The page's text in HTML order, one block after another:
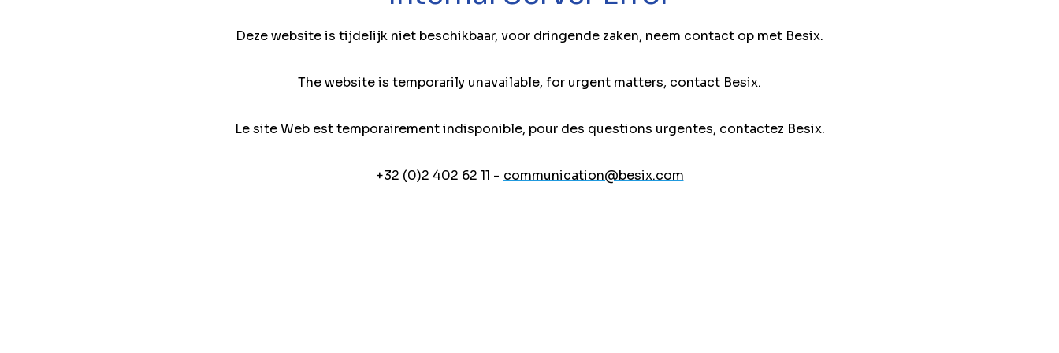
Deze website is tijdelijk niet beschikbaar, voor dringende zaken, neem contact op met Besix.
The website is temporarily unavailable, for urgent matters, contact Besix.
Le site Web est temporairement indisponible, pour des questions urgentes, contactez Besix.
+32 (0)2 402 62 11 - communication@besix.com